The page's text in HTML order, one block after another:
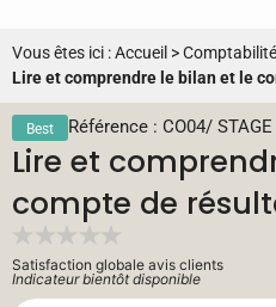
Vous êtes ici :Accueil >
Lire et comprendre le bilan et le
Best Référence : CO04/ STAGE
Lire et
compte de
Satisfaction globale avis clients
Indicateur bientôt disponible